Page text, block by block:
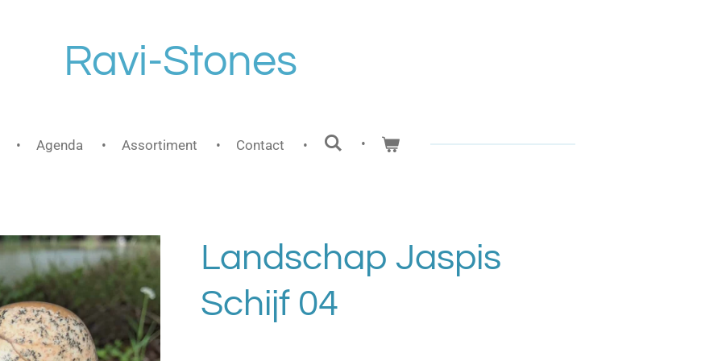
Ravi-Stones
Agenda Assortiment Contact
Landschap Jaspis
Schijf 04